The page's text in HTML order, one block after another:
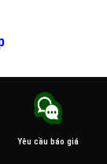
Yêu cầu báo giá